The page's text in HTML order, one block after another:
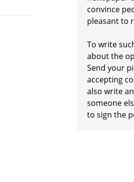
convince
pleasant to
To write
about the
Send your
accepting
also write
someone
to sign the